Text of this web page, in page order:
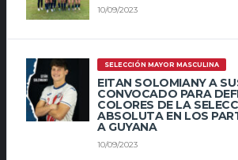
10/09/2023
SELECCIÓN MAYOR MASCULINA
EITAN SOLOMIANY A
CONVOCADO PARA
COLORES DE LA
ABSOLUTA EN LOS
A GUYANA
10/09/2023